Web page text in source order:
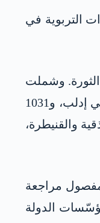
التربوية في
خلال سنوات الثورة. وشملت
الدفعة الأولى 7000 معلم، في حين ضمّت الدفعة الثانية 7645 معلماً ومعلمة موزعين على مختلف المحافظات، بينهم 1500 في حلب، و1482 في إدلب، و1031
و419 في الرقة، و346 في دمشق، و175 في كل من اللاذقية والقنيطرة،
مفصول مراجعة
الدولة